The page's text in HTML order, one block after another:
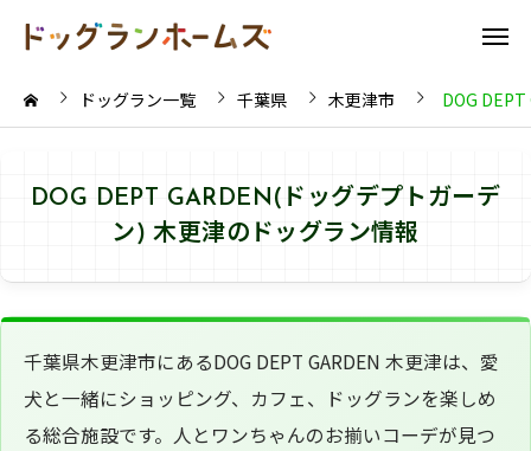
ドッグラン一覧 千葉県 木更津市 DOG
DOG DEPT GARDEN(ドッグデプトガーデ
ン) 木更津のドッグラン情報
千葉県木更津市にあるDOG DEPT GARDEN 木更津は、愛
犬と一緒にショッピング、カフェ、ドッグランを楽しめ
る総合施設です。人とワンちゃんのお揃いコーデが見つ